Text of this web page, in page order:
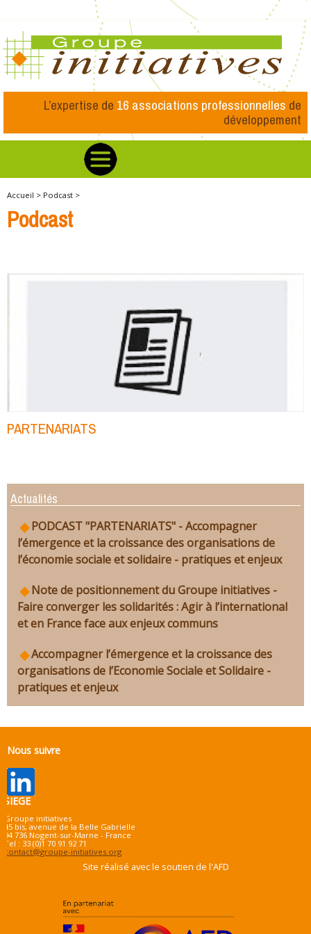
L’expertise de 16 associations professionnelles de
développement
Accueil > Podcast >
Podcast
PARTENARIATS
Actualités
PODCAST "PARTENARIATS" - Accompagner
l’émergence et la croissance des organisations de
l’économie sociale et solidaire - pratiques et enjeux
Note de positionnement du Groupe initiatives -
Faire converger les solidarités : Agir à l’international
et en France face aux enjeux communs
Accompagner l’émergence et la croissance des
organisations de l’Economie Sociale et Solidaire -
pratiques et enjeux
Nous suivre
SIEGE
Groupe initiatives
45 bis, avenue de la Belle Gabrielle
94 736 Nogent-sur-Marne - France
Tel : 33 (0)1 70 91 92 71
contact@groupe-initiatives.org
Site réalisé avec le soutien de l'AFD